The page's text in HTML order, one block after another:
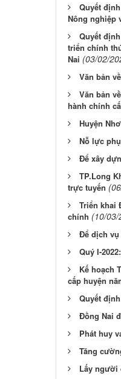
Quyết
Nông nghiệp
Quyết
triển chính
Nai (03/02/
Văn bản
Văn bản
hành chính
Huyện
Nỗ lực
Để xây
TP.Long
trực tuyến
Triển khai
chính (10/03/
Để dịch
Quý I-
Kế hoạch
cấp huyện
Quyết
Đồng Nai
Phát huy
Tăng
Lấy người